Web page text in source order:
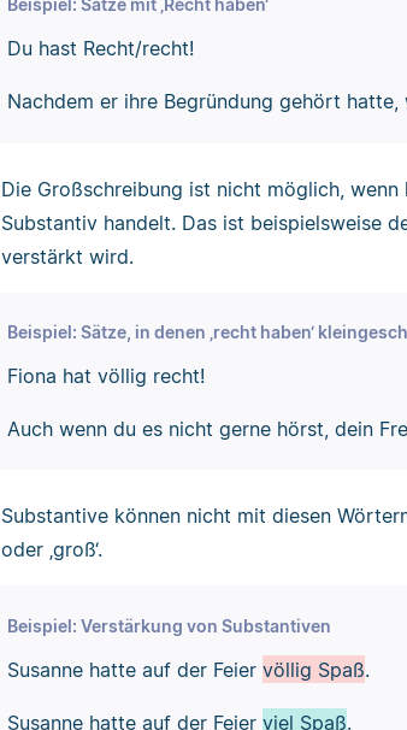
Beispiel: Sätze mit ‚Recht haben‘
Du hast Recht/recht!
Nachdem er ihre Begründung gehört
Die Großschreibung ist nicht möglich, wenn
Substantiv handelt. Das ist beispielsweise der
verstärkt wird.
Beispiel: Sätze, in denen ‚recht haben‘
Fiona hat völlig recht!
Auch wenn du es nicht gerne hörst, dein
Substantive können nicht mit diesen
oder ‚groß‘.
Beispiel: Verstärkung von Substantiven
Susanne hatte auf der Feier völlig Spaß.
Susanne hatte auf der Feier viel Spaß.